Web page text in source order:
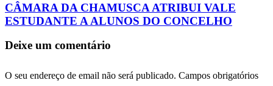
CÂMARA DA CHAMUSCA ATRIBUI VALE
ESTUDANTE A ALUNOS DO CONCELHO
Deixe um comentário
O seu endereço de email não será publicado. Campos obrigatórios